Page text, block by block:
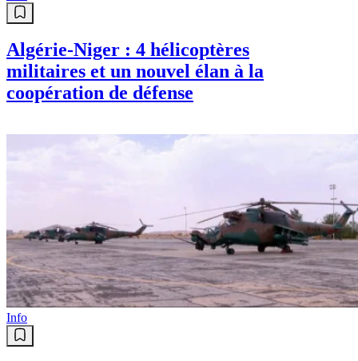
Algérie-Niger : 4 hélicoptères
militaires et un nouvel élan à la
coopération de défense
Info